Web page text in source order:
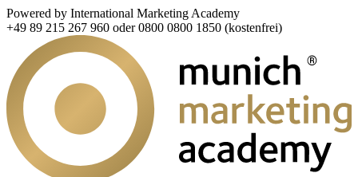
Powered by International Marketing Academy
+49 89 215 267 960 oder 0800 0800 1850 (kostenfrei)